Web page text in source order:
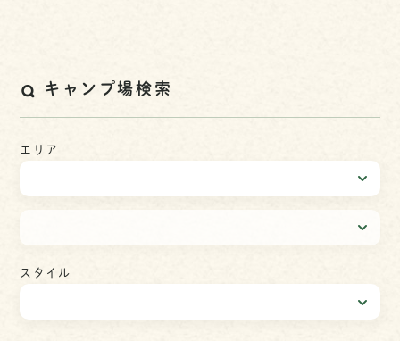
キャンプ場検索
エリア
スタイル